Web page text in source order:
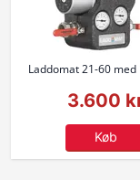
Laddomat 21-60
3.600
Køb